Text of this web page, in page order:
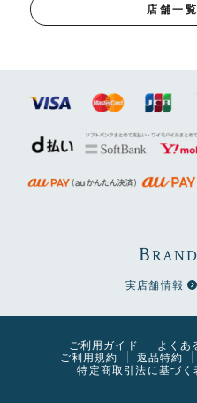
店舗一
B
実店舗情報
ご利用ガイド よくあ
ご利用規約
返品特約
特定商取引法に基づく